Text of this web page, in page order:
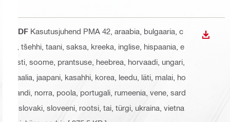
PDF Kasutusjuhend PMA 42 , araabia, bulgaaria, c
n, tšehhi, taani, saksa, kreeka, inglise, hispaania, e
esti, soome, prantsuse, heebrea, horvaadi, ungari,
itaalia, jaapani, kasahhi, korea, leedu, läti, malai, ho
llandi, norra, poola, portugali, rumeenia, vene, sard
i, slovaki, sloveeni, rootsi, tai, türgi, ukraina, vietna